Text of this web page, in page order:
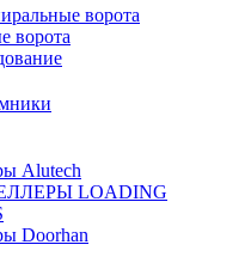
ворота
ворота
Alutech
LOADING
Doorhan